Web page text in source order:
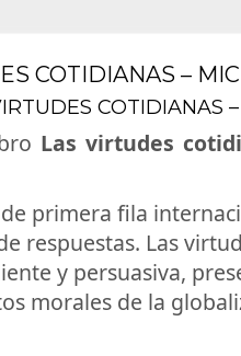
COTIDIANAS –
COTIDIANAS
Las virtudes
primera fila
respuestas. Las
y persuasiva,
morales de la